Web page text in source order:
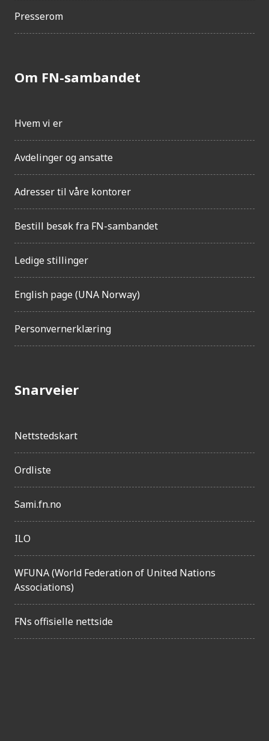
Presserom
Om FN-sambandet
Hvem vi er
Avdelinger og ansatte
Adresser til våre kontorer
Bestill besøk fra FN-sambandet
Ledige stillinger
English page (UNA Norway)
Personvernerklæring
Snarveier
Nettstedskart
Ordliste
Sami.fn.no
ILO
WFUNA (World Federation of United Nations
Associations)
FNs offisielle nettside